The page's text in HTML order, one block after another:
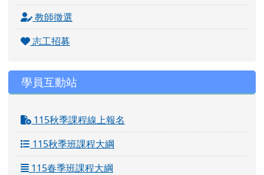
教師徵選
志工招募
學員互動站
115秋季課程線上報名
115秋季班課程大綱
115春季班課程大綱